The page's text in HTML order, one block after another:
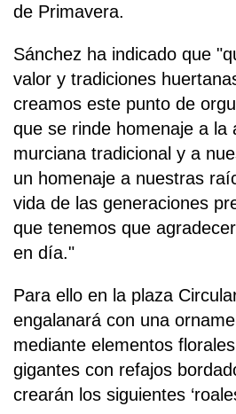
de Primavera.
Sánchez ha indicado que
valor y tradiciones
creamos este punto de
que se rinde homenaje a la
murciana tradicional y a
un homenaje a nuestras
vida de las generaciones
que tenemos que
en día."
Para ello en la plaza
engalanará con una
mediante elementos
gigantes con refajos
crearán los siguientes